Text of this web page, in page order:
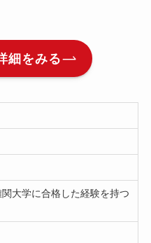
細をみる
大学に合格した経験を持つ